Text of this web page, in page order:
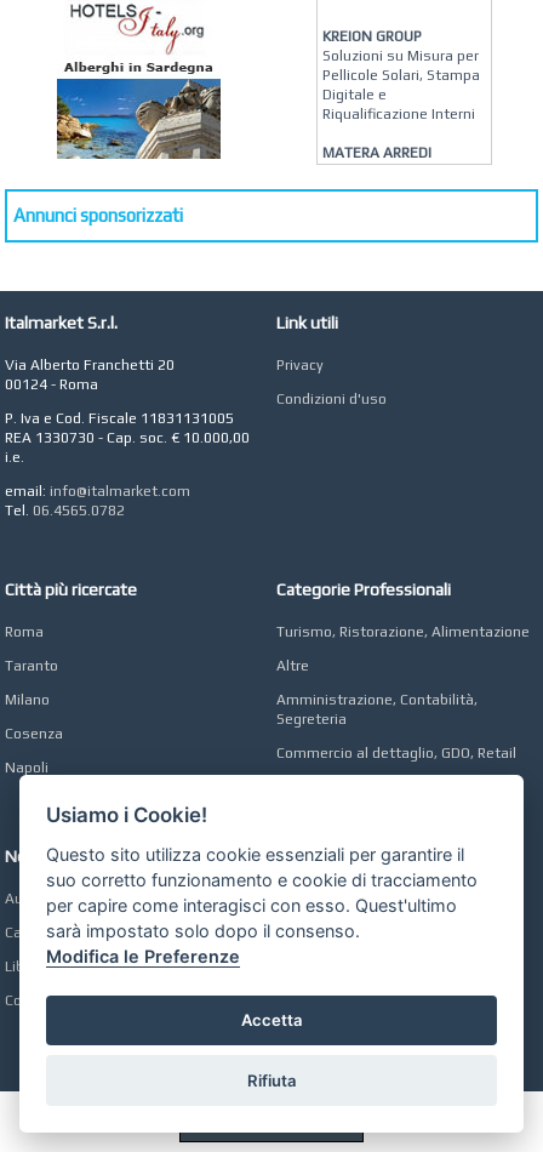
KREION GROUP
Soluzioni su Misura per
Pellicole Solari, Stampa
Digitale e
Riqualificazione Interni
MATERA ARREDI
Vendita Arredo per
Interni, Esterni e
STUDIO MICCI
Roma
AZIENDA AGRICOLA DI
Azienda Agricola a
Annunci sponsorizzati
Italmarket S.r.l.
Via Alberto Franchetti 20
00124 - Roma
P. Iva e Cod. Fiscale 11831131005
REA 1330730 - Cap. soc. € 10.000,00
i.e.
email: info@italmarket.com
Tel. 06.4565.0782
Link utili
Privacy
Condizioni d'uso
Città più ricercate
Roma
Taranto
Milano
Cosenza
Napoli
Categorie Professionali
Turismo, Ristorazione, Alimentazione
Altre
Amministrazione, Contabilità,
Segreteria
Commercio al dettaglio, GDO, Retail
Network
Automobili Online
Case Online
Libri Online
Compravendita
Usiamo i Cookie!
Questo sito utilizza cookie essenziali per garantire il
suo corretto funzionamento e cookie di tracciamento
per capire come interagisci con esso. Quest'ultimo
sarà impostato solo dopo il consenso.
Modifica le Preferenze
Accetta
Rifiuta